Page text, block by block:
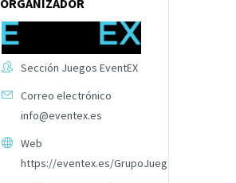
ORGANIZADOR
Sección Juegos EventEX
Correo electrónico
info@eventex.es
Web
https://eventex.es/GrupoJuegos